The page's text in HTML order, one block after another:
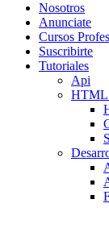
Nosotros
Anunciate
Cursos
Suscribirte
Tutoriales
Api
HTML